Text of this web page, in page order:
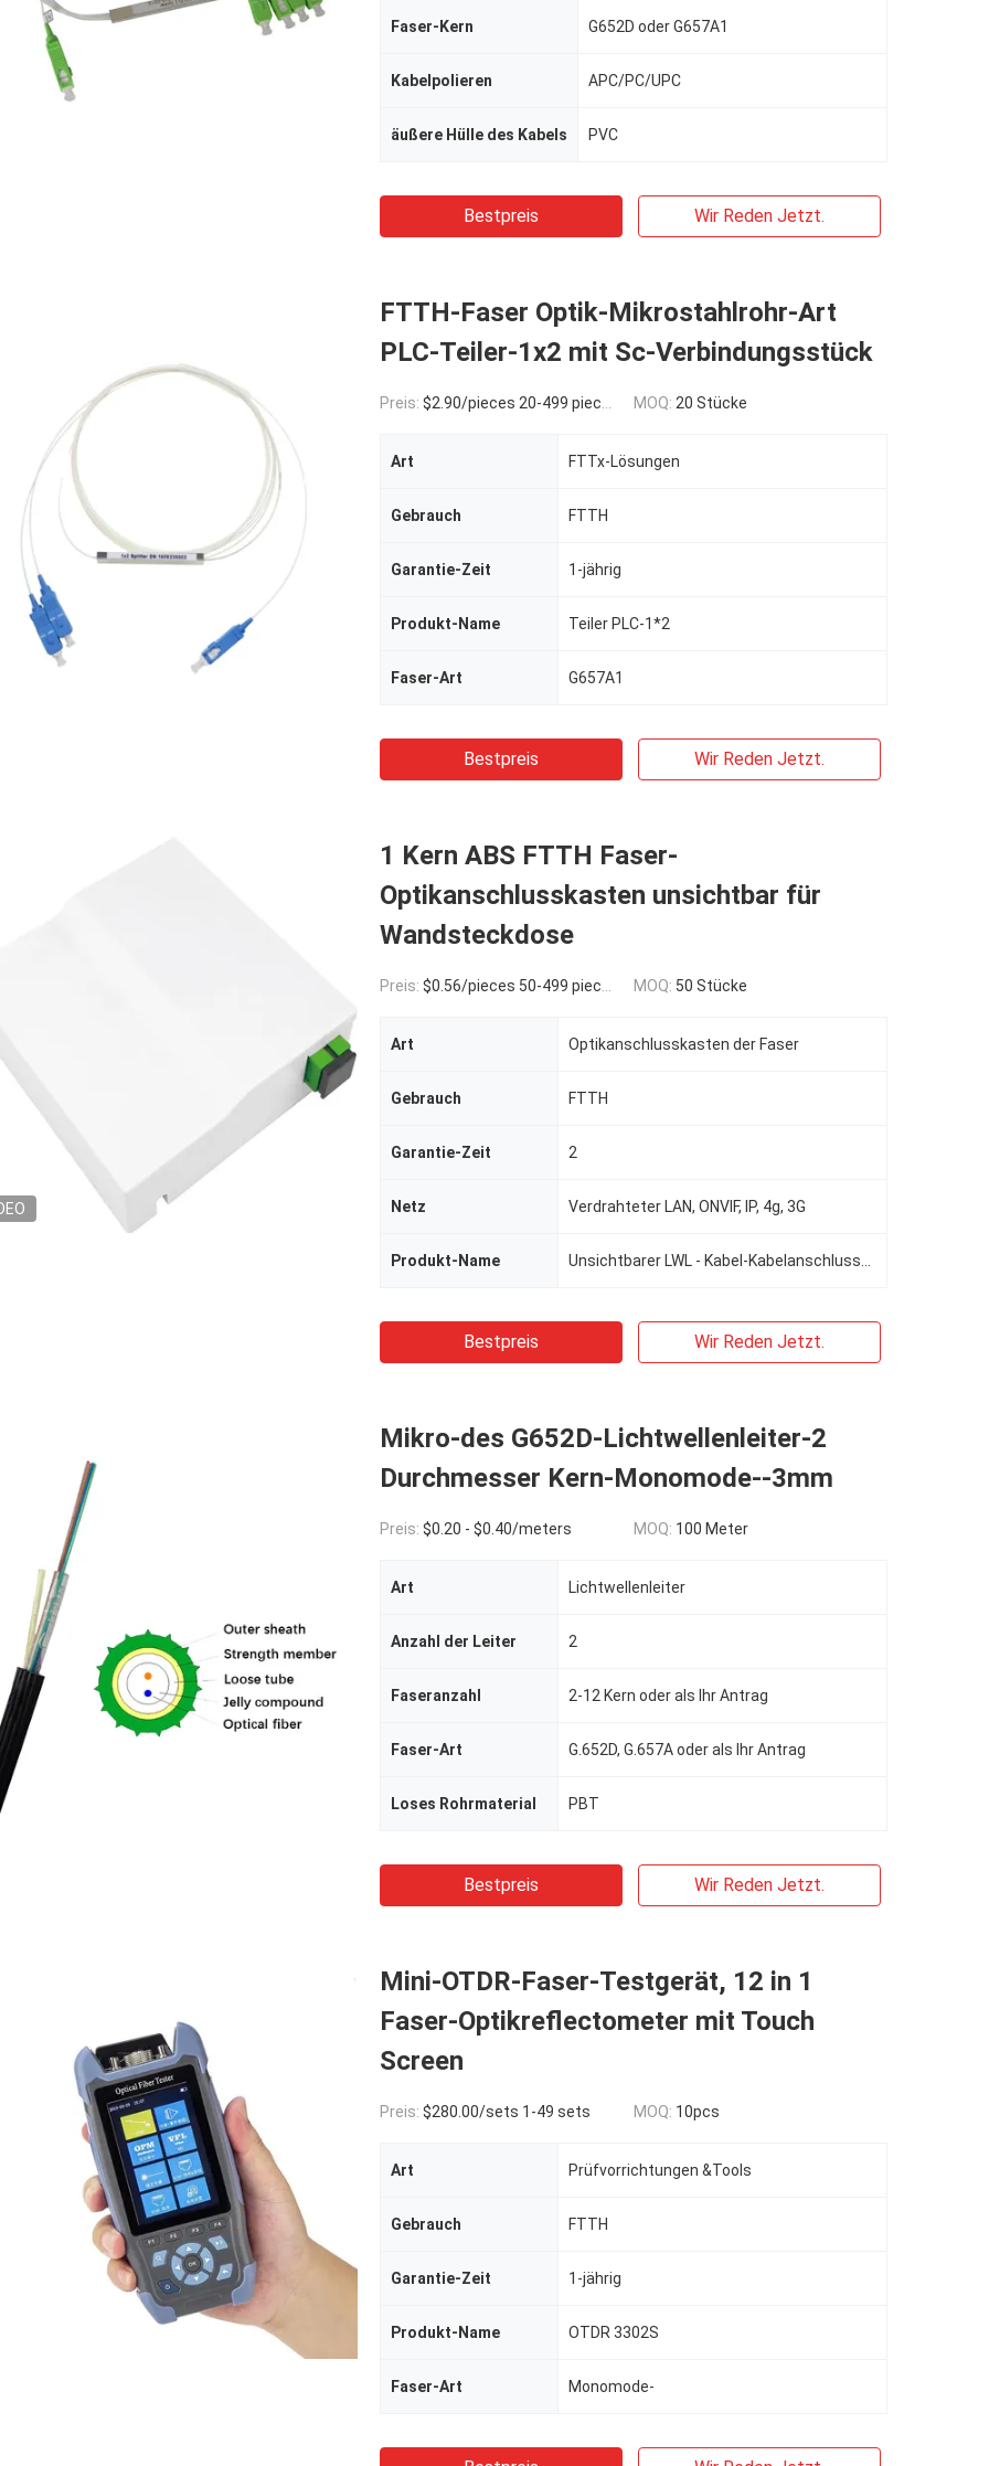
Faser-Kern G652D oder G657A1
Kabelpolieren APC/PC/UPC
äußere Hülle des Kabels PVC
Bestpreis Wir Reden Jetzt.
FTTH-Faser Optik-Mikrostahlrohr-Art
PLC-Teiler-1x2 mit Sc-Verbindungsstück
Preis: $2.90/pieces 20-499 pieces MOQ: 20 Stücke
Art FTTx-Lösungen
Gebrauch FTTH
Garantie-Zeit 1-jährig
Produkt-Name Teiler PLC-1*2
Faser-Art G657A1
Bestpreis Wir Reden Jetzt.
1 Kern ABS FTTH Faser-
Optikanschlusskasten unsichtbar für
Wandsteckdose
Preis: $0.56/pieces 50-499 pieces MOQ: 50 Stücke
Art Optikanschlusskasten der Faser
Gebrauch FTTH
Garantie-Zeit 2
Netz Verdrahteter LAN, ONVIF, IP, 4g, 3G
Produkt-Name
Bestpreis Wir Reden Jetzt.
Mikro-des G652D-Lichtwellenleiter-2
Durchmesser Kern-Monomode--3mm
Preis: $0.20 - $0.40/meters MOQ: 100 Meter
Art Lichtwellenleiter
Anzahl der Leiter 2
Faseranzahl 2-12 Kern oder als Ihr Antrag
Faser-Art G.652D, G.657A oder als Ihr Antrag
Loses Rohrmaterial PBT
Bestpreis Wir Reden Jetzt.
Mini-OTDR-Faser-Testgerät, 12 in 1
Faser-Optikreflectometer mit Touch
Screen
Preis: $280.00/sets 1-49 sets MOQ: 10pcs
Art Prüfvorrichtungen &Tools
Gebrauch FTTH
Garantie-Zeit 1-jährig
Produkt-Name OTDR 3302S
Faser-Art Monomode-